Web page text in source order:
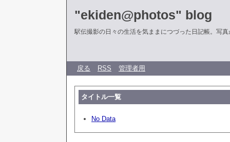
"ekiden@photos" blog
駅伝撮影の日々の生活を気ままにつづった日記帳。写
戻る RSS 管理者用
タイトル一覧
No Data